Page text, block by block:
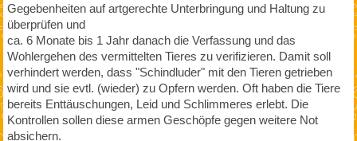
Gegebenheiten auf artgerechte Unterbringung und Haltung zu
überprüfen und
ca. 6 Monate bis 1 Jahr danach die Verfassung und das
Wohlergehen des vermittelten Tieres zu verifizieren. Damit soll
verhindert werden, dass "Schindluder" mit den Tieren getrieben
wird und sie evtl. (wieder) zu Opfern werden. Oft haben die Tiere
bereits Enttäuschungen, Leid und Schlimmeres erlebt. Die
Kontrollen sollen diese armen Geschöpfe gegen weitere Not
absichern.